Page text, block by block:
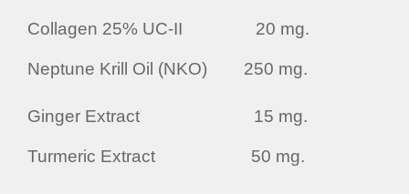
Collagen 25% UC-II 20 mg.
Neptune Krill Oil (NKO) 250 mg.
Ginger Extract 15 mg.
Turmeric Extract 50 mg.